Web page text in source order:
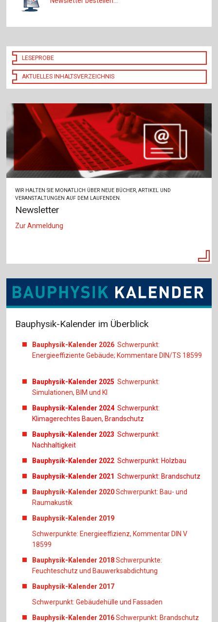
LESEPROBE
AKTUELLES INHALTSVERZEICHNIS
WIR HALTEN SIE MONATLICH ÜBER NEUE BÜCHER, ARTIKEL UND
VERANSTALTUNGEN AUF DEM LAUFENDEN.
Newsletter
Zur Anmeldung
Bauphysik-Kalender im Überblick
Bauphysik-Kalender 2026Schwerpunkt:
Energieeffiziente Gebäude; Kommentare DIN/TS 18599
Bauphysik-Kalender 2025Schwerpunkt:
Simulationen, BIM und KI
Bauphysik-Kalender 2024Schwerpunkt:
Klimagerechtes Bauen, Brandschutz
Bauphysik-Kalender 2023Schwerpunkt:
Nachhaltigkeit
Bauphysik-Kalender 2022Schwerpunkt: Holzbau
Bauphysik-Kalender 2021Schwerpunkt: Brandschutz
Bauphysik-Kalender 2020Schwerpunkt: Bau- und
Raumakustik
Bauphysik-Kalender 2019
Schwerpunkte: Energieeffizienz, Kommentar DIN V
18599
Bauphysik-Kalender 2018Schwerpunkte:
Feuchteschutz und Bauwerksabdichtung
Bauphysik-Kalender 2017
Schwerpunkt: Gebäudehülle und Fassaden
Bauphysik-Kalender 2016Schwerpunkt: Brandschutz